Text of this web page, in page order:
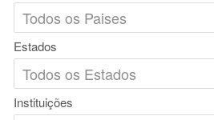
Estados
Instituições